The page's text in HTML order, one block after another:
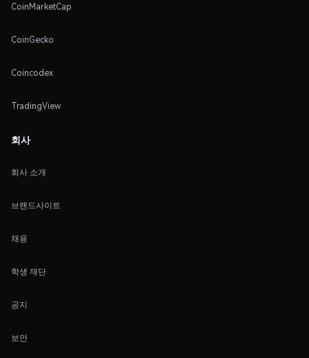
CoinMarketCap
CoinGecko
Coincodex
TradingView
회사
회사 소개
브랜드사이트
채용
학생 재단
공지
보안